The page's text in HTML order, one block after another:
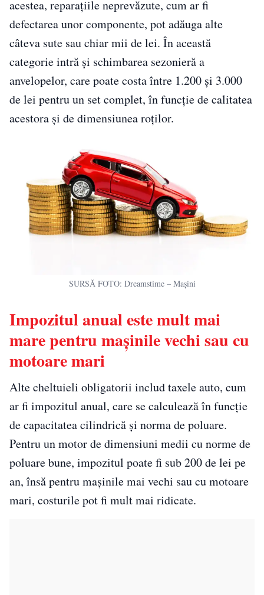
acestea, reparațiile neprevăzute, cum ar fi
defectarea unor componente, pot adăuga alte
câteva sute sau chiar mii de lei. În această
categorie intră și schimbarea sezonieră a
anvelopelor, care poate costa între 1.200 și 3.000
de lei pentru un set complet, în funcție de calitatea
acestora și de dimensiunea roților.
SURSĂ FOTO: Dreamstime – Mașini
Impozitul anual este mult mai
mare pentru mașinile vechi sau cu
motoare mari
Alte cheltuieli obligatorii includ taxele auto, cum
ar fi impozitul anual, care se calculează în funcție
de capacitatea cilindrică și norma de poluare.
Pentru un motor de dimensiuni medii cu norme de
poluare bune, impozitul poate fi sub 200 de lei pe
an, însă pentru mașinile mai vechi sau cu motoare
mari, costurile pot fi mult mai ridicate.